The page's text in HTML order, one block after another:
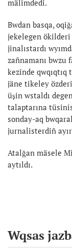
mälimdedi.
Bwdan basqa,
jekelegen ökilderi
jinalıstardı
zañnamanı bwzu
kezinde
jäne tikeley
üşin wstaldı
talaptarına
sonday-aq
jurnalisterdiñ
Atalğan mäsele
aytıldı.
Wqsas